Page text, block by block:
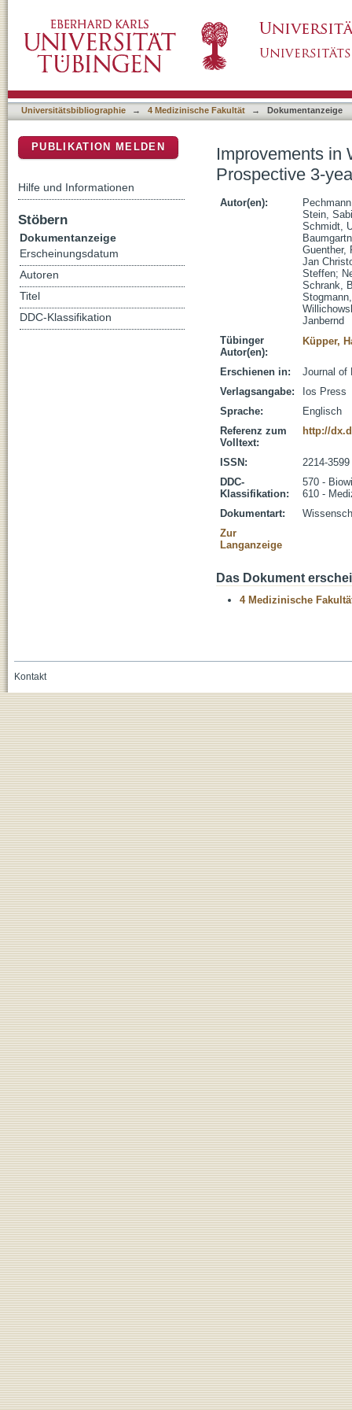
SMArtCARE Registry Study
Universitätsbibliographie → 4 Medizinische Fakultät → Dokumentanzeige
Improvements in
Prospective 3-
Autor(en):
Stein,
Schmidt,
Guenther,
Jan
Steffen;
Schrank,
Janbernd
Tübinger
Autor(en):
Küpper,
Erschienen in:
Journal of
Verlagsangabe:
Ios Press
Sprache:
Englisch
Referenz zum
Volltext:
http://
ISSN:
2214-3599
DDC-
Klassifikation:
570 -
610 -
Dokumentart:
Zur
Langanzeige
Das Dokument
4 Medizinische
PUBLIKATION MELDEN
Hilfe und Informationen
Stöbern
Dokumentanzeige
Erscheinungsdatum
Autoren
Titel
DDC-Klassifikation
Kontakt